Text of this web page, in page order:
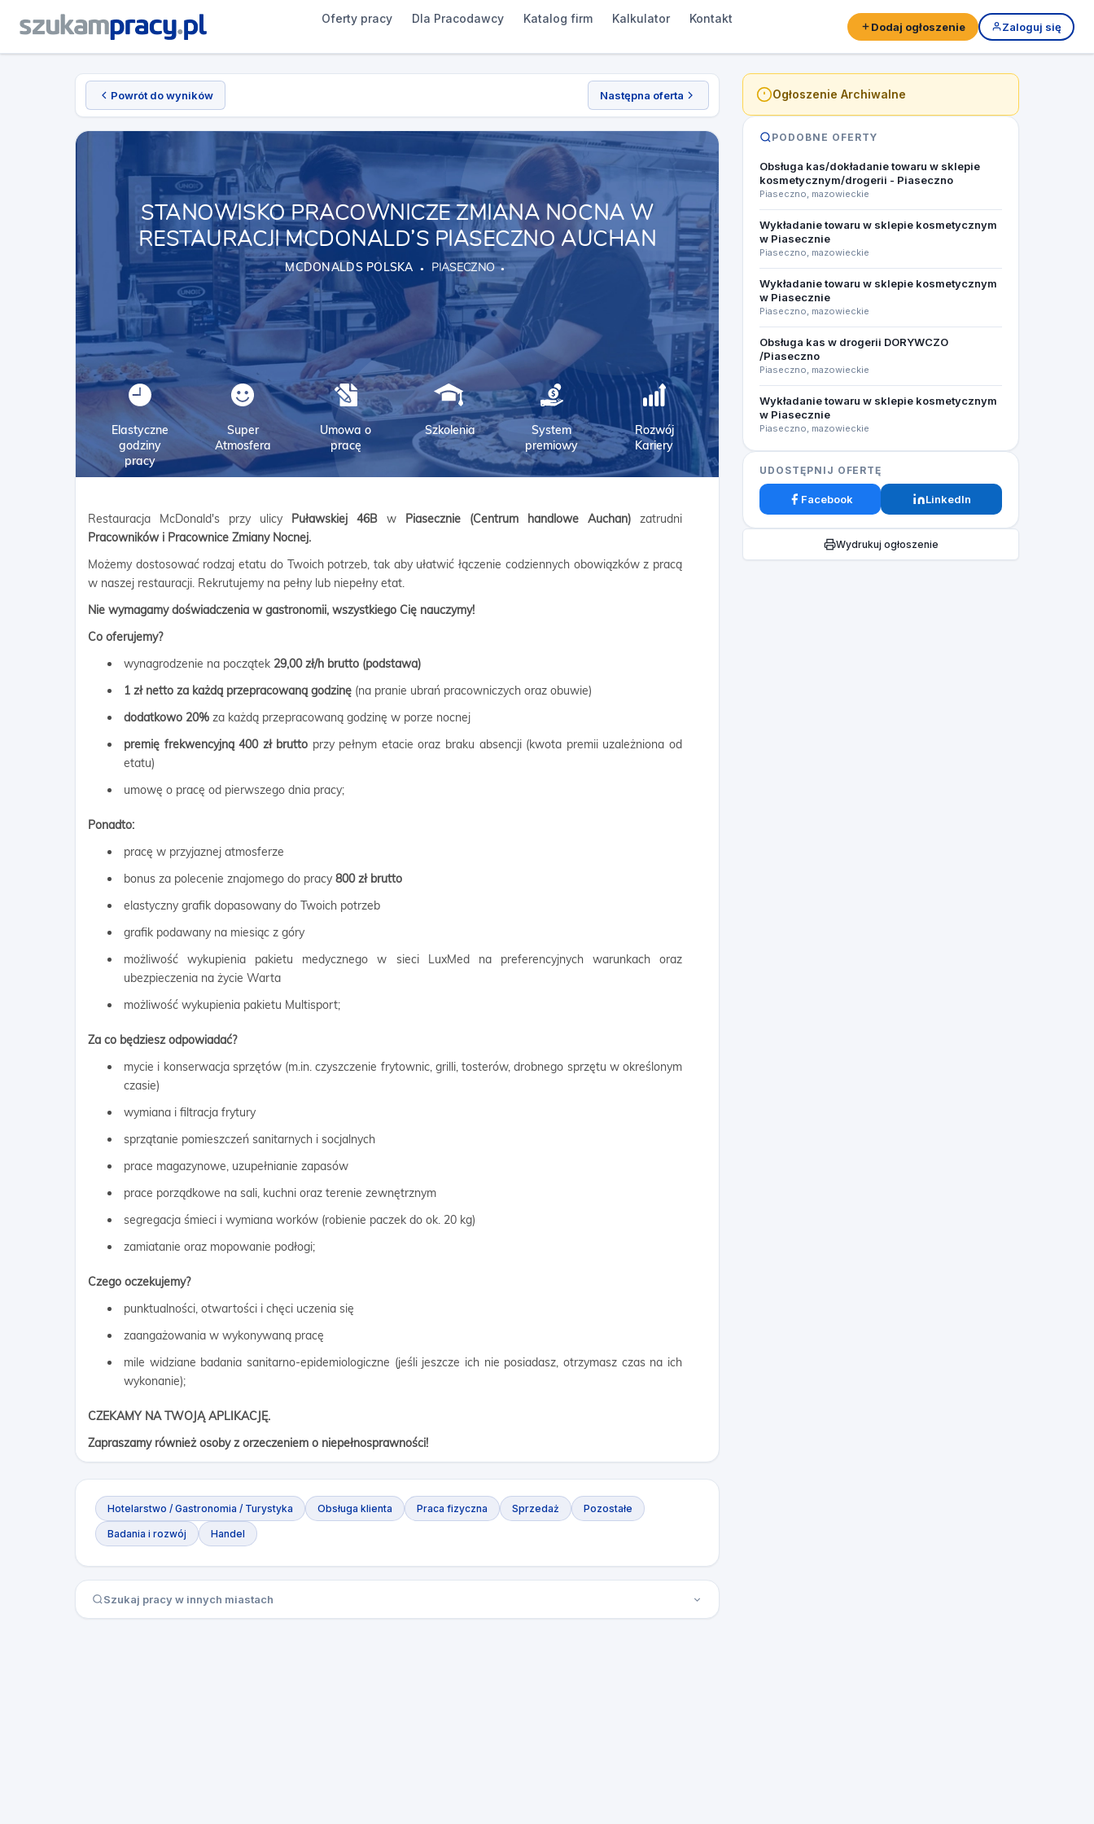
Oferty pracy Dla Pracodawcy Katalog firm Kalkulator Kontakt
Dodaj ogłoszenie Zaloguj się
Powrót do wyników Następna oferta
STANOWISKO PRACOWNICZE ZMIANA NOCNA W
RESTAURACJI MCDONALD’S PIASECZNO AUCHAN
MCDONALDS POLSKA PIASECZNO
Elastyczne
godziny
pracy
Super
Atmosfera
Umowa o
pracę
Szkolenia
System
premiowy
Rozwój
Kariery
Restauracja McDonald's przy ulicy Puławskiej 46B w Piasecznie (Centrum handlowe Auchan) zatrudni
Pracowników i Pracownice Zmiany Nocnej.
Możemy dostosować rodzaj etatu do Twoich potrzeb, tak aby ułatwić łączenie codziennych obowiązków z pracą
w naszej restauracji. Rekrutujemy na pełny lub niepełny etat.
Nie wymagamy doświadczenia w gastronomii, wszystkiego Cię nauczymy!
Co oferujemy?
wynagrodzenie na początek 29,00 zł/h brutto (podstawa)
1 zł netto za każdą przepracowaną godzinę (na pranie ubrań pracowniczych oraz obuwie)
dodatkowo 20% za każdą przepracowaną godzinę w porze nocnej
premię frekwencyjną 400 zł brutto przy pełnym etacie oraz braku absencji (kwota premii uzależniona od
etatu)
umowę o pracę od pierwszego dnia pracy;
Ponadto:
pracę w przyjaznej atmosferze
bonus za polecenie znajomego do pracy 800 zł brutto
elastyczny grafik dopasowany do Twoich potrzeb
grafik podawany na miesiąc z góry
możliwość wykupienia pakietu medycznego w sieci LuxMed na preferencyjnych warunkach oraz
ubezpieczenia na życie Warta
możliwość wykupienia pakietu Multisport;
Za co będziesz odpowiadać?
mycie i konserwacja sprzętów (m.in. czyszczenie frytownic, grilli, tosterów, drobnego sprzętu w określonym
czasie)
wymiana i filtracja frytury
sprzątanie pomieszczeń sanitarnych i socjalnych
prace magazynowe, uzupełnianie zapasów
prace porządkowe na sali, kuchni oraz terenie zewnętrznym
segregacja śmieci i wymiana worków (robienie paczek do ok. 20 kg)
zamiatanie oraz mopowanie podłogi;
Czego oczekujemy?
punktualności, otwartości i chęci uczenia się
zaangażowania w wykonywaną pracę
mile widziane badania sanitarno-epidemiologiczne (jeśli jeszcze ich nie posiadasz, otrzymasz czas na ich
wykonanie);
CZEKAMY NA TWOJĄ APLIKACJĘ.
Zapraszamy również osoby z orzeczeniem o niepełnosprawności!
Hotelarstwo / Gastronomia / Turystyka Obsługa klienta Praca fizyczna Sprzedaż Pozostałe
Badania i rozwój Handel
Szukaj pracy w innych miastach
Ogłoszenie Archiwalne
PODOBNE OFERTY
Obsługa kas/dokładanie towaru w sklepie
kosmetycznym/drogerii - Piaseczno
Piaseczno, mazowieckie
Wykładanie towaru w sklepie kosmetycznym
w Piasecznie
Piaseczno, mazowieckie
Wykładanie towaru w sklepie kosmetycznym
w Piasecznie
Piaseczno, mazowieckie
Obsługa kas w drogerii DORYWCZO
/Piaseczno
Piaseczno, mazowieckie
Wykładanie towaru w sklepie kosmetycznym
w Piasecznie
Piaseczno, mazowieckie
UDOSTĘPNIJ OFERTĘ
Facebook LinkedIn
Wydrukuj ogłoszenie